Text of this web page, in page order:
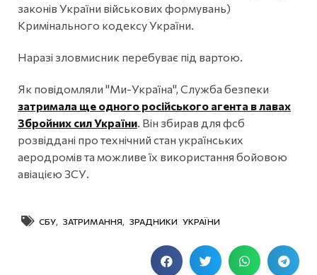
законів України військових формувань)
Кримінального кодексу України.
Наразі зловмисник перебуває під вартою.
Як повідомляли "Ми-Україна", Служба безпеки
затримала ще одного російського агента в лавах
Збройних сил України. Він збирав для фсб
розвіддані про технічний стан українських
аеродромів та можливе їх використання бойовою
авіацією ЗСУ.
СБУ, ЗАТРИМАННЯ, ЗРАДНИКИ УКРАЇНИ